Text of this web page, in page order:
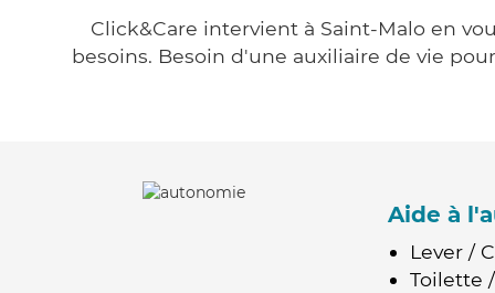
Click&Care intervient à Saint-Malo en
besoins. Besoin d'une auxiliaire de vie
Aide à
Lever /
Toilette